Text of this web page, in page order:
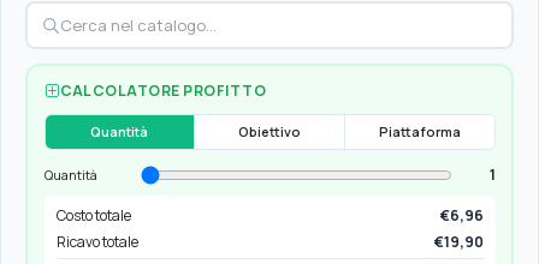
CALCOLATORE PROFITTO
Quantità Obiettivo Piattaforma
Quantità
1
Costo totale
€6,96
Ricavo totale
€19,90